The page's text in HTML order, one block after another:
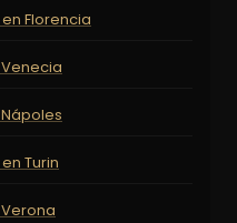
Florencia
Turin